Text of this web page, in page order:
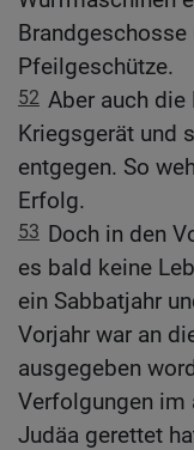
Brandgeschosse
Pfeilgeschütze.
52 Aber auch die
Kriegsgerät und
entgegen. So
Erfolg.
53 Doch in den
es bald keine
ein Sabbatjahr
Vorjahr war an
ausgegeben
Verfolgungen im
Judäa gerettet